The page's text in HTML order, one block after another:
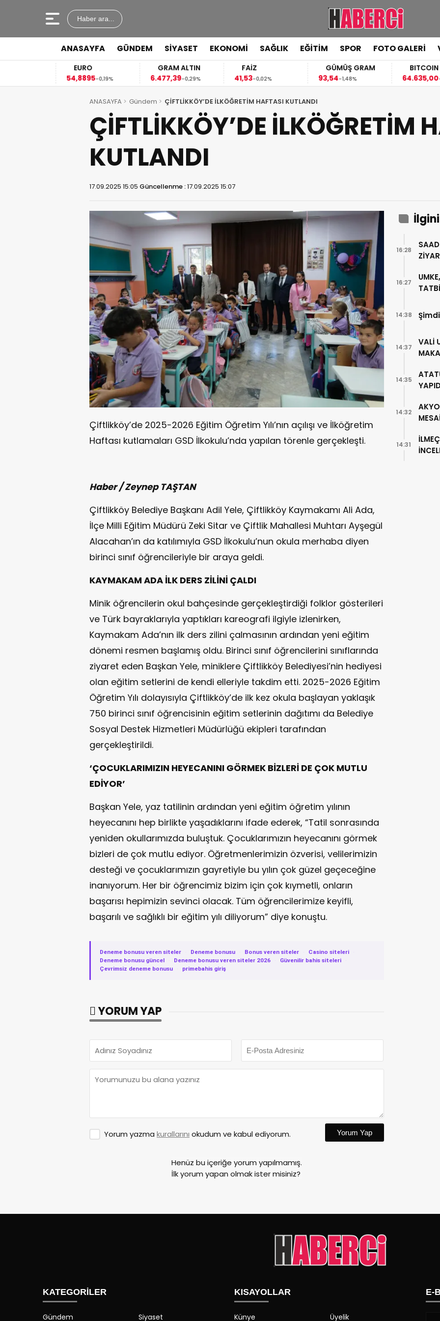
Haber ara...
ANASAYFA GÜNDEM SİYASET EKONOMİ SAĞLIK EĞİTİM SPOR FOTO GALERİ
54,8895-0,19%
GRAM ALTIN
6.477,39-0,29% -0,02%
GÜMÜŞ GRAM
-1,48%
BITCOIN
64.635,00-0,23%
ANASAYFA Gündem ÇİFTLİKKÖY’DE İLKÖĞRETİM HAFTASI KUTLANDI
ÇİFTLİKKÖY’DE İLKÖĞRETİM
KUTLANDI
17.09.2025 15:05 Güncellenme :17.09.2025 15:07
Çiftlikköy’de 2025-2026 Eğitim Öğretim Yılı’nın açılışı ve İlköğretim
Haftası kutlamaları GSD İlkokulu’nda yapılan törenle gerçekleşti.
Haber / Zeynep TAŞTAN
Çiftlikköy Belediye Başkanı Adil Yele, Çiftlikköy Kaymakamı Ali Ada,
İlçe Milli Eğitim Müdürü Zeki Sitar ve Çiftlik Mahallesi Muhtarı Ayşegül
Alacahan’ın da katılımıyla GSD İlkokulu’nun okula merhaba diyen
birinci sınıf öğrencileriyle bir araya geldi.
KAYMAKAM ADA İLK DERS ZİLİNİ ÇALDI
Minik öğrencilerin okul bahçesinde gerçekleştirdiği folklor gösterileri
ve Türk bayraklarıyla yaptıkları kareografi ilgiyle izlenirken,
Kaymakam Ada’nın ilk ders zilini çalmasının ardından yeni eğitim
dönemi resmen başlamış oldu. Birinci sınıf öğrencilerini sınıflarında
ziyaret eden Başkan Yele, miniklere Çiftlikköy Belediyesi’nin hediyesi
olan eğitim setlerini de kendi elleriyle takdim etti. 2025-2026 Eğitim
Öğretim Yılı dolayısıyla Çiftlikköy’de ilk kez okula başlayan yaklaşık
750 birinci sınıf öğrencisinin eğitim setlerinin dağıtımı da Belediye
Sosyal Destek Hizmetleri Müdürlüğü ekipleri tarafından
gerçekleştirildi.
‘ÇOCUKLARIMIZIN HEYECANINI GÖRMEK BİZLERİ DE ÇOK MUTLU
EDİYOR’
Başkan Yele, yaz tatilinin ardından yeni eğitim öğretim yılının
heyecanını hep birlikte yaşadıklarını ifade ederek, “Tatil sonrasında
yeniden okullarımızda buluştuk. Çocuklarımızın heyecanını görmek
bizleri de çok mutlu ediyor. Öğretmenlerimizin özverisi, velilerimizin
desteği ve çocuklarımızın gayretiyle bu yılın çok güzel geçeceğine
inanıyorum. Her bir öğrencimiz bizim için çok kıymetli, onların
başarısı hepimizin sevinci olacak. Tüm öğrencilerimize keyifli,
başarılı ve sağlıklı bir eğitim yılı diliyorum” diye konuştu.
Deneme bonusu veren siteler · Deneme bonusu · Bonus veren siteler · Casino siteleri
·
Deneme bonusu güncel
· Deneme bonusu veren siteler 2026 · Güvenilir bahis siteleri
·
Çevrimsiz deneme bonusu
· primebahis giriş
YORUM YAP
Yorum yazma kurallarını okudum ve kabul ediyorum. Yorum Yap
Henüz bu içeriğe yorum yapılmamış.
İlk yorum yapan olmak ister misiniz?
16:28
16:27
14:38
VALİ
14:37
14:35
14:32
14:31
KATEGORİLER
Gündem Siyaset
KISAYOLLAR
Künye Üyelik
E-